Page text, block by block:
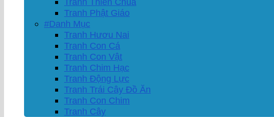
Tranh Phật Giáo
#Danh Mục
Tranh Hươu Nai
Tranh Con Cá
Tranh Con Vật
Tranh Chim Hạc
Tranh Động Lực
Tranh Trái Cây Đồ Ăn
Tranh Con Chim
Tranh Cây